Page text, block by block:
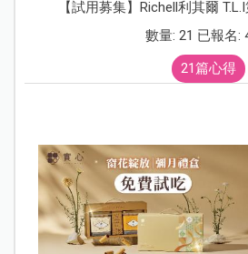
【試用募集】Richell利其爾
數量: 21 已報名:
21篇心得